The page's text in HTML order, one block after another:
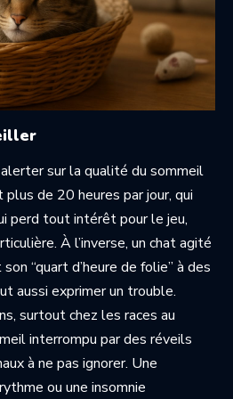
sur la qualité du sommeil
de 20 heures par jour, qui
perd tout intérêt pour le jeu,
À l’inverse, un chat agité
“quart d’heure de folie” à des
aussi exprimer un trouble.
surtout chez les races au
interrompu par des réveils
à ne pas ignorer. Une
ou une insomnie